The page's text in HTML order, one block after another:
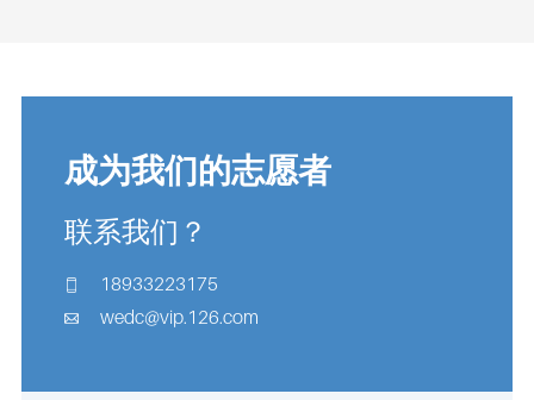
成为我们的志愿者
联系我们？
18933223175
wedc@vip.126.com